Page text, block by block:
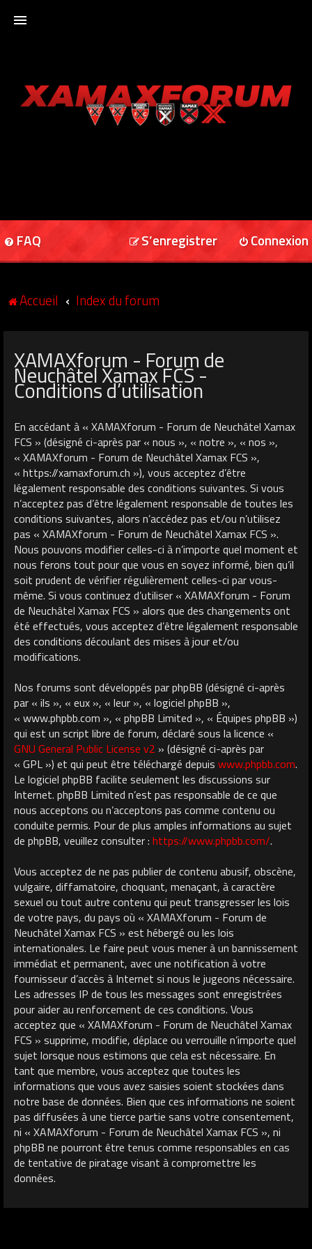
XAMAXFORUM
FAQ Connexion
S’enregistrer
Accueil Index du forum
XAMAXforum - Forum de
Neuchâtel Xamax FCS -
Conditions d’utilisation
En accédant à « XAMAXforum - Forum de Neuchâtel Xamax
FCS » (désigné ci-après par « nous », « notre », « nos »,
« XAMAXforum - Forum de Neuchâtel Xamax FCS »,
« https://xamaxforum.ch »), vous acceptez d’être
légalement responsable des conditions suivantes. Si vous
n’acceptez pas d’être légalement responsable de toutes les
conditions suivantes, alors n’accédez pas et/ou n’utilisez
pas « XAMAXforum - Forum de Neuchâtel Xamax FCS ».
Nous pouvons modifier celles-ci à n’importe quel moment et
nous ferons tout pour que vous en soyez informé, bien qu’il
soit prudent de vérifier régulièrement celles-ci par vous-
même. Si vous continuez d’utiliser « XAMAXforum - Forum
de Neuchâtel Xamax FCS » alors que des changements ont
été effectués, vous acceptez d’être légalement responsable
des conditions découlant des mises à jour et/ou
modifications.
Nos forums sont développés par phpBB (désigné ci-après
par « ils », « eux », « leur », « logiciel phpBB »,
« www.phpbb.com », « phpBB Limited », « Équipes phpBB »)
qui est un script libre de forum, déclaré sous la licence «
GNU General Public License v2 » (désigné ci-après par
« GPL ») et qui peut être téléchargé depuis www.phpbb.com.
Le logiciel phpBB facilite seulement les discussions sur
Internet. phpBB Limited n’est pas responsable de ce que
nous acceptons ou n’acceptons pas comme contenu ou
conduite permis. Pour de plus amples informations au sujet
de phpBB, veuillez consulter : https://www.phpbb.com/.
Vous acceptez de ne pas publier de contenu abusif, obscène,
vulgaire, diffamatoire, choquant, menaçant, à caractère
sexuel ou tout autre contenu qui peut transgresser les lois
de votre pays, du pays où « XAMAXforum - Forum de
Neuchâtel Xamax FCS » est hébergé ou les lois
internationales. Le faire peut vous mener à un bannissement
immédiat et permanent, avec une notification à votre
fournisseur d’accès à Internet si nous le jugeons nécessaire.
Les adresses IP de tous les messages sont enregistrées
pour aider au renforcement de ces conditions. Vous
acceptez que « XAMAXforum - Forum de Neuchâtel Xamax
FCS » supprime, modifie, déplace ou verrouille n’importe quel
sujet lorsque nous estimons que cela est nécessaire. En
tant que membre, vous acceptez que toutes les
informations que vous avez saisies soient stockées dans
notre base de données. Bien que ces informations ne soient
pas diffusées à une tierce partie sans votre consentement,
ni « XAMAXforum - Forum de Neuchâtel Xamax FCS », ni
phpBB ne pourront être tenus comme responsables en cas
de tentative de piratage visant à compromettre les
données.